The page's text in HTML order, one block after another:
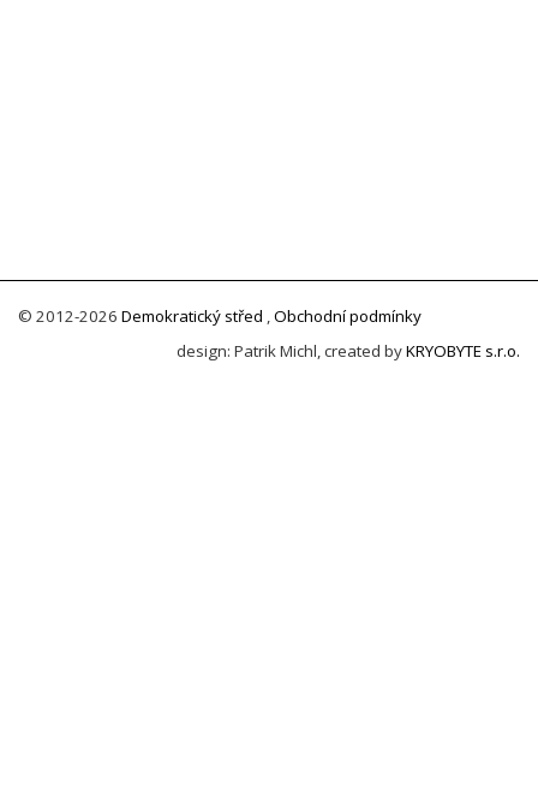
© 2012-2026 Demokratický střed ,Obchodní podmínky
design: Patrik Michl, created byKRYOBYTE s.r.o.